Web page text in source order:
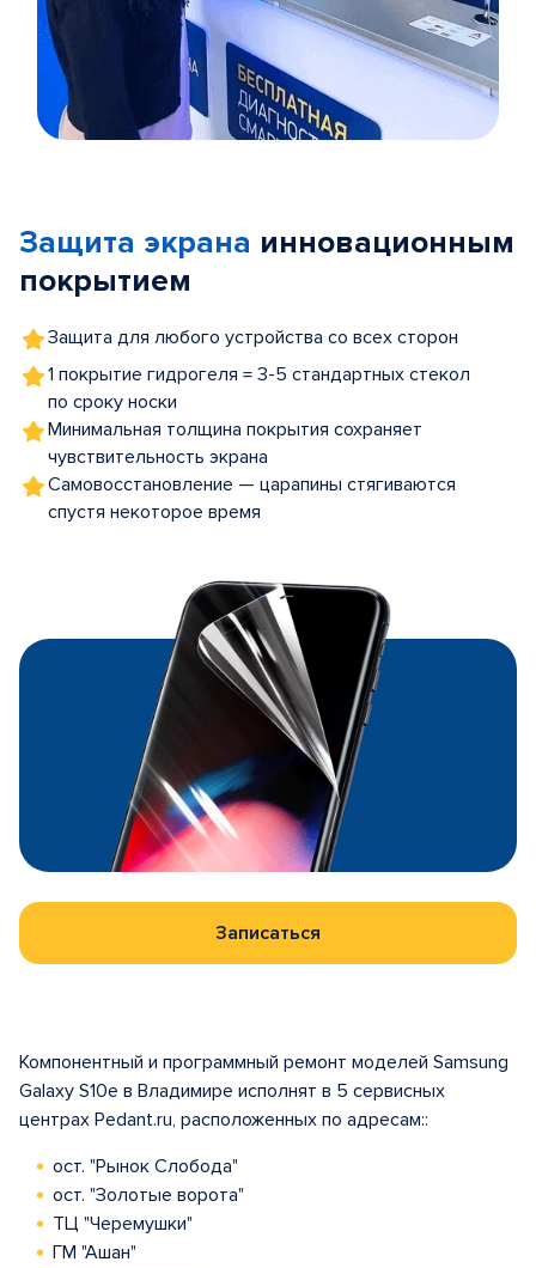
5
Защита экрана инновационным
покрытием
Защита для любого устройства со всех сторон
1 покрытие гидрогеля = 3-5 стандартных стекол
по сроку носки
Минимальная толщина покрытия сохраняет
чувствительность экрана
Самовосстановление — царапины стягиваются
спустя некоторое время
Записаться
Компонентный и программный ремонт моделей Samsung
Galaxy S10e в Владимире исполнят в 5 сервисных
центрах Pedant.ru, расположенных по адресам::
ост. "Рынок Слобода"
ост. "Золотые ворота"
ТЦ "Черемушки"
ГМ "Ашан"